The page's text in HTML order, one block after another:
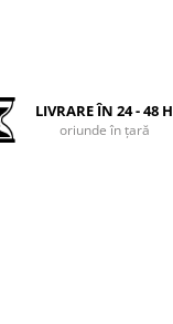
LIVRARE ÎN 24 - 48 H
oriunde în țară